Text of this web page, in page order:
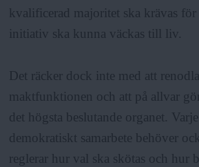
kvalificerad majoritet ska krävas för
initiativ ska kunna väckas till liv.
Det räcker dock inte med att
maktfunktionen och att på allvar
det högsta beslutande organet.
demokratiskt samarbete behöver
reglerar hur val ska skötas och hur